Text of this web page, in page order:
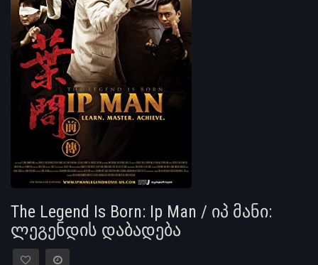
The Legend Is Born: Ip Man / იპ მანი:
ლეგენდის დაბადება